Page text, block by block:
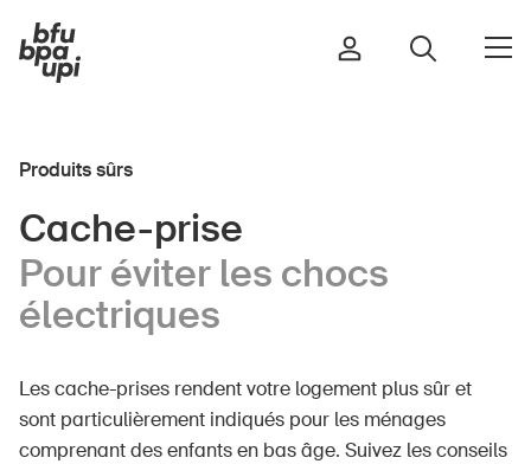
Sport et activité physique
Maison et jardin
Bâtiments et installations
Enfants
Seniors
Produits sûrs
Cache-prise
Pour éviter les chocs
électriques
Les cache-prises rendent votre logement plus sûr et
sont particulièrement indiqués pour les ménages
comprenant des enfants en bas âge. Suivez les conseils